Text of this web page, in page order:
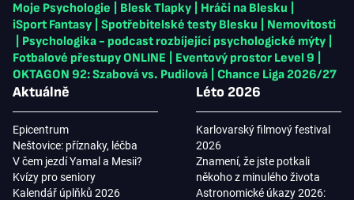
Moje Psychologie Blesk Tlapky Hráči na Blesku
iSport Fantasy
Spotřebitelské testy Blesku
Nemovitosti
Psychologika - podcast rozbíjející psychologické mýty
Fotbalové přestupy ONLINE
Eventový prostor Level 9
OKTAGON 92: Szabová vs. Pudilová
Chance Liga 2026/27
Aktuálně
Epicentrum
Neštovice: příznaky, léčba
V čem jezdí Yamal a Mesii?
Kvízy pro seniory
Kalendář úplňků 2026
Léto 2026
Karlovarský filmový festival
2026
Znamení, že jste potkali
někoho z minulého života
Astronomické úkazy 2026: